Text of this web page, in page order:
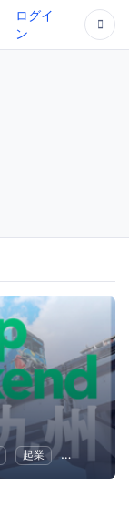
ログイ
ン
起業 教育